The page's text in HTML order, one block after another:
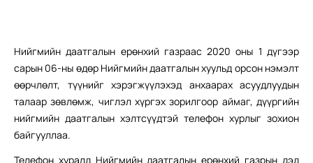
Нийгмийн даатгалын ерөнхий газраас 2020 оны 1 дүгээр
сарын 06-ны өдөр Нийгмийн даатгалын хуульд орсон нэмэлт
өөрчлөлт, түүнийг хэрэгжүүлэхэд анхаарах асуудлуудын
талаар зөвлөмж, чиглэл хүргэх зорилгоор аймаг, дүүргийн
нийгмийн даатгалын хэлтсүүдтэй телефон хурлыг зохион
байгууллаа.
Телефон хуралд Нийгмийн даатгалын ерөнхий газрын дэд